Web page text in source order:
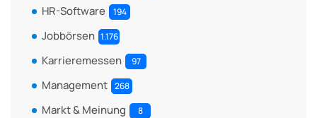
HR-Software 194
Jobbörsen 1.176
Karrieremessen 97
Management 268
Markt & Meinung 8